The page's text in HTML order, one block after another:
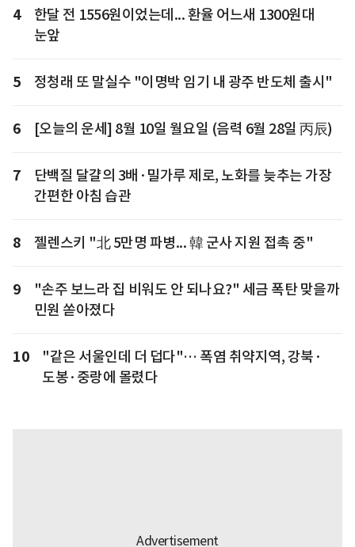
4
한달 전 1556원이었는데... 환율 어느새 1300원대
눈앞
5 정청래 또 말실수 "이명박 임기 내 광주 반도체 출시"
6 [오늘의 운세] 8월 10일 월요일 (음력 6월 28일 丙辰)
7
단백질 달걀의 3배·밀가루 제로, 노화를 늦추는 가장
간편한 아침 습관
8 젤렌스키 "北 5만명 파병... 韓 군사 지원 접촉 중"
9
"손주 보느라 집 비워도 안 되나요?" 세금 폭탄 맞을까
민원 쏟아졌다
10
"같은 서울인데 더 덥다"… 폭염 취약지역, 강북·
도봉·중랑에 몰렸다